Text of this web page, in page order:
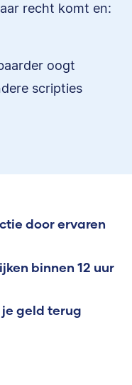
recht komt en:
oogt
scripties
door ervaren
binnen 12 uur
geld terug